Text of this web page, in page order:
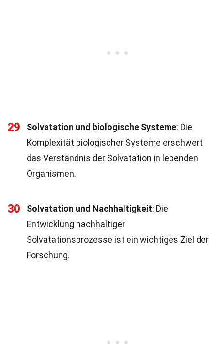
29 Solvatation und biologische Systeme: Die
Komplexität biologischer Systeme erschwert
das Verständnis der Solvatation in lebenden
Organismen.
30 Solvatation und Nachhaltigkeit: Die
Entwicklung nachhaltiger
Solvatationsprozesse ist ein wichtiges Ziel der
Forschung.